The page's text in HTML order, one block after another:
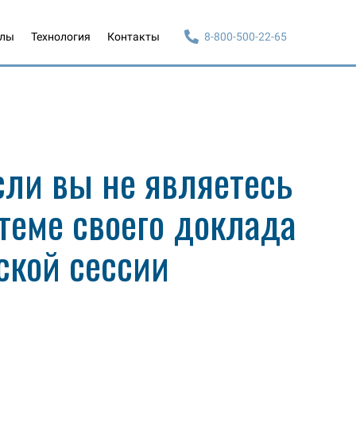
Технология Контакты 8-800-500-22-65
вы не являетесь
своего доклада
сессии